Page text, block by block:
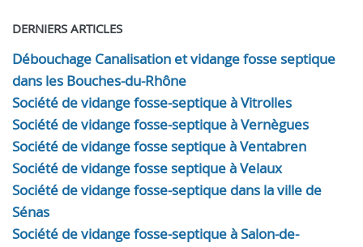
DERNIERS ARTICLES
Débouchage Canalisation et vidange fosse septique
dans les Bouches-du-Rhône
Société de vidange fosse-septique à Vitrolles
Société de vidange fosse-septique à Vernègues
Société de vidange fosse septique à Ventabren
Société de vidange fosse septique à Velaux
Société de vidange fosse-septique dans la ville de
Sénas
Société de vidange fosse-septique à Salon-de-